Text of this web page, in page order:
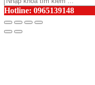
Hotline: 0965139148